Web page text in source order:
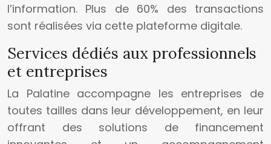
l’information. Plus de 60% des transactions
sont réalisées via cette plateforme digitale.
Services dédiés aux professionnels
et entreprises
La Palatine accompagne les entreprises de
toutes tailles dans leur développement, en leur
offrant des solutions de financement